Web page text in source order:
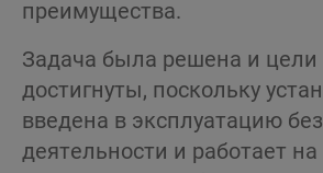
преимущества.
Задача была решена и
достигнуты, поскольку
введена в эксплуатацию
деятельности и работает